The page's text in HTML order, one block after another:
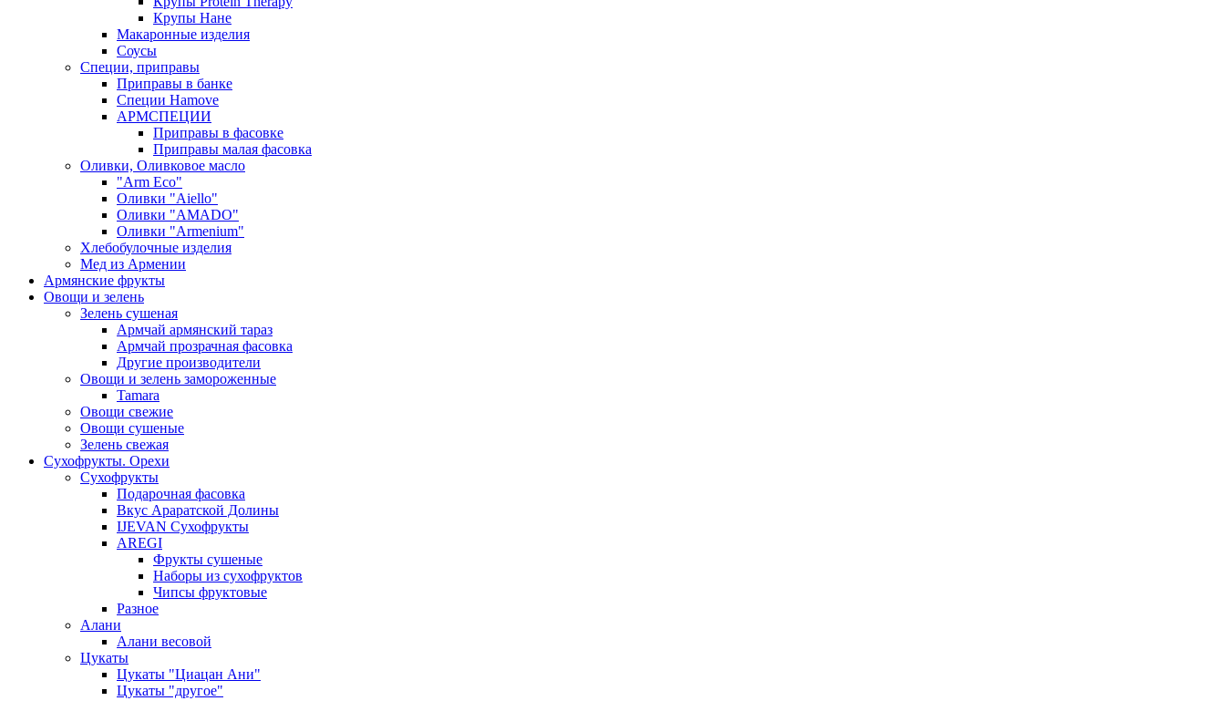
Крупы Нане
Макаронные изделия
Соусы
Специи, приправы
Приправы в банке
Специи Hamove
АРМСПЕЦИИ
Приправы в фасовке
Приправы малая фасовка
Оливки, Оливковое масло
"Arm Eco"
Оливки "Aiello"
Оливки "AMADO"
Оливки "Armenium"
Хлебобулочные изделия
Мед из Армении
Армянские фрукты
Овощи и зелень
Зелень сушеная
Армчай армянский тараз
Армчай прозрачная фасовка
Другие производители
Овощи и зелень замороженные
Tamara
Овощи свежие
Овощи сушеные
Зелень свежая
Сухофрукты. Орехи
Сухофрукты
Подарочная фасовка
Вкус Араратской Долины
IJEVAN Сухофрукты
AREGI
Фрукты сушеные
Наборы из сухофруктов
Чипсы фруктовые
Разное
Алани
Алани весовой
Цукаты
Цукаты "Циацан Ани"
Цукаты "другое"